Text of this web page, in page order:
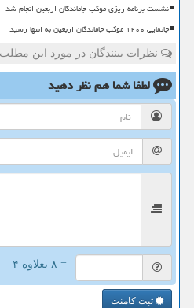
نشست برنامه ریزی موکب جاماندگان اربعین انجام شد
جانمایی ۱۲۰۰ موکب جاماندگان اربعین به انتها رسید
نظرات بینندگان در مورد این مطلب
لطفا شما همنظر دهید
= ۸ بعلاوه ۴
ثبت کامنت